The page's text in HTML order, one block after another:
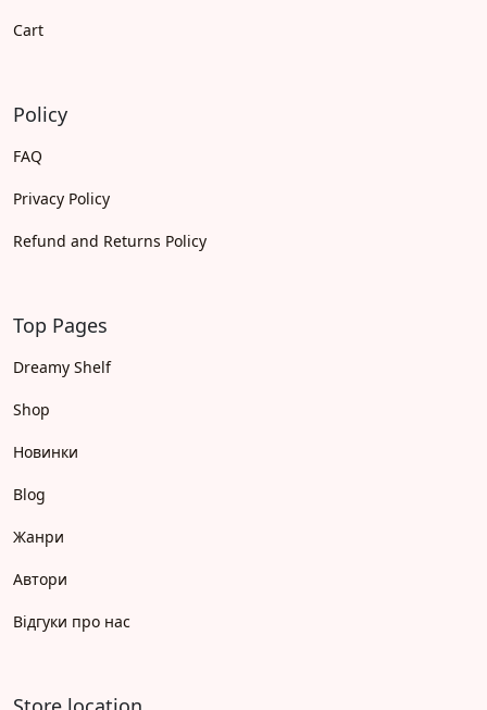
Cart
Policy
FAQ
Privacy Policy
Refund and Returns Policy
Top Pages
Dreamy Shelf
Shop
Новинки
Blog
Жанри
Автори
Відгуки про нас